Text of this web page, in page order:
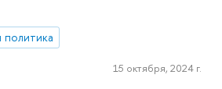
политика
15 октября, 2024 г.